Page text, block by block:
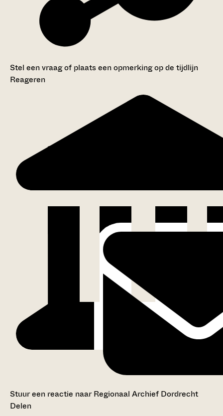
Stel een vraag of plaats een opmerking op de tijdlijn
Reageren
Stuur een reactie naar Regionaal Archief Dordrecht
Delen